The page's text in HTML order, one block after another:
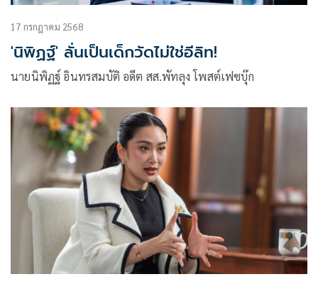
17 กรกฎาคม 2568
'นิพิฏฐ์' ลั่นเป็นเด็กวัดไม่ใช่อีลิท!
นายนิพิฏฐ์ อินทรสมบัติ อดีต สส.พัทลุง โพสต์เฟซบุ๊ก